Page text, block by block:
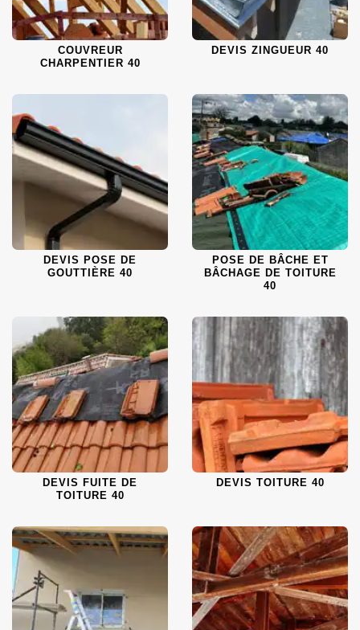
COUVREUR
CHARPENTIER 40
DEVIS ZINGUEUR 40
DEVIS POSE DE
GOUTTIÈRE 40
POSE DE BÂCHE ET
BÂCHAGE DE TOITURE
40
DEVIS FUITE DE
TOITURE 40
DEVIS TOITURE 40